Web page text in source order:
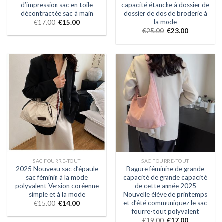
d’impression sac en toile
décontractée sac à main
€17.00 €15.00
capacité étanche à dossier de
dossier de dos de broderie à
la mode
€25.00 €23.00
SAC FOURRE-TOUT
2025 Nouveau sac d’épaule
sac féminin à la mode
polyvalent Version coréenne
simple et à la mode
€15.00 €14.00
SAC FOURRE-TOUT
Bagure féminine de grande
capacité de grande capacité
de cette année 2025
Nouvelle élève de printemps
et d’été communiquez le sac
fourre-tout polyvalent
€19.00 €17.00